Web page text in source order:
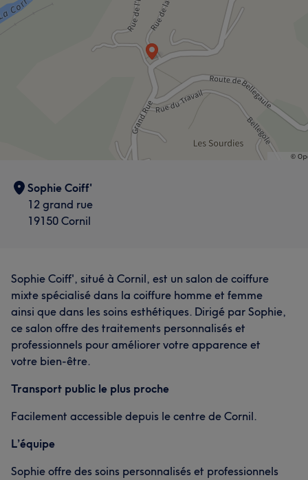
Sophie Coiff'
12 grand rue
19150 Cornil
Sophie Coiff', situé à Cornil, est un salon de coiffure
mixte spécialisé dans la coiffure homme et femme
ainsi que dans les soins esthétiques. Dirigé par Sophie,
ce salon offre des traitements personnalisés et
professionnels pour améliorer votre apparence et
votre bien-être.
Transport public le plus proche
Facilement accessible depuis le centre de Cornil.
L’équipe
Sophie offre des soins personnalisés et professionnels